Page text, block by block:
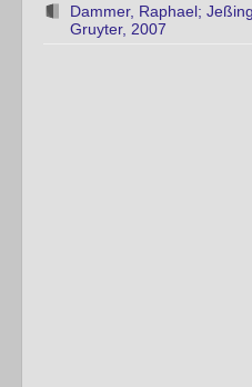
Dammer, Raphael;
Gruyter, 2007